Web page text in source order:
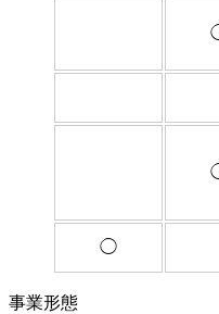
◯
事業形態